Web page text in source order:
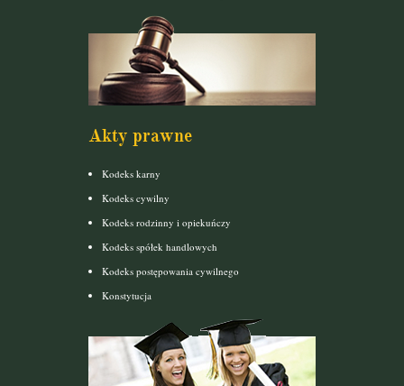
Akty prawne
Kodeks karny
Kodeks cywilny
Kodeks rodzinny i opiekuńczy
Kodeks spółek handlowych
Kodeks postępowania cywilnego
Konstytucja